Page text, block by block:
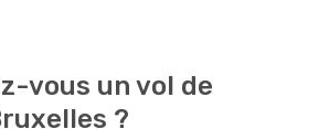
vous un vol de
?